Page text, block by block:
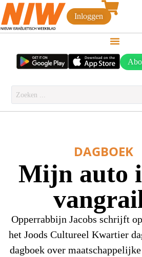
Inloggen
DAGBOEK
Mijn auto
Opperrabbijn Jacobs schrijft
het Joods Cultureel Kwartier
dagboek over